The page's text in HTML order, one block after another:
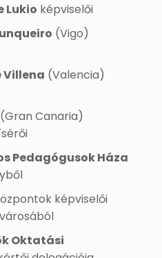
Lukio képviselői
(Vigo)
Villena (Valencia)
(Gran Canaria)
Pedagógusok Háza
képviselői
Oktatási